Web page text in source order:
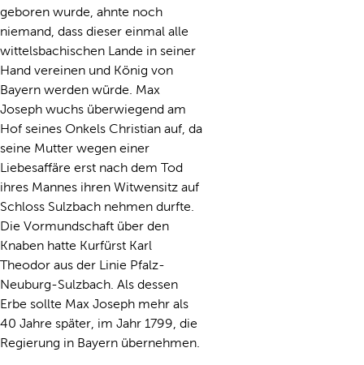
geboren wurde, ahnte noch
niemand, dass dieser einmal alle
wittelsbachischen Lande in seiner
Hand vereinen und König von
Bayern werden würde. Max
Joseph wuchs überwiegend am
Hof seines Onkels Christian auf, da
seine Mutter wegen einer
Liebesaffäre erst nach dem Tod
ihres Mannes ihren Witwensitz auf
Schloss Sulzbach nehmen durfte.
Die Vormundschaft über den
Knaben hatte Kurfürst Karl
Theodor aus der Linie Pfalz-
Neuburg-Sulzbach. Als dessen
Erbe sollte Max Joseph mehr als
40 Jahre später, im Jahr 1799, die
Regierung in Bayern übernehmen.